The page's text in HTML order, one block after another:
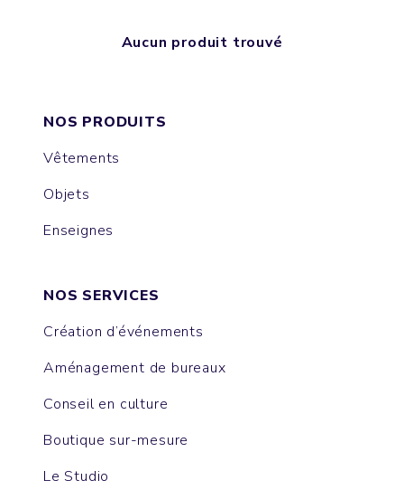
Aucun produit trouvé
NOS PRODUITS
Vêtements
Objets
Enseignes
NOS SERVICES
Création d’événements
Aménagement de bureaux
Conseil en culture
Boutique sur-mesure
Le Studio